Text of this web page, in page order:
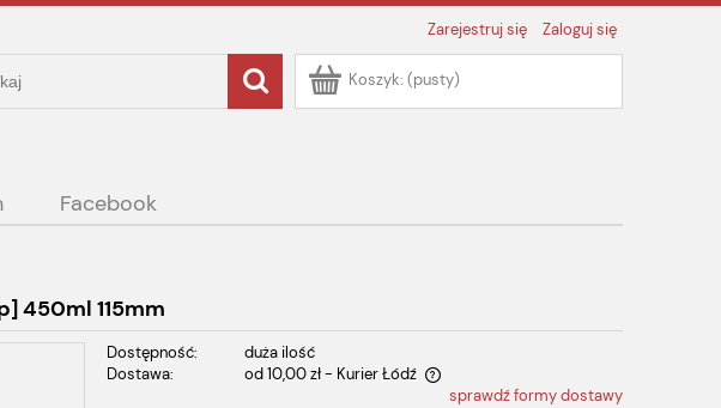
Zarejestruj się Zaloguj się
Koszyk: (pusty)
Facebook
450ml 115mm
Dostępność:
duża ilość
Dostawa:
od 10,00 zł - Kurier Łódź
sprawdź formy dostawy